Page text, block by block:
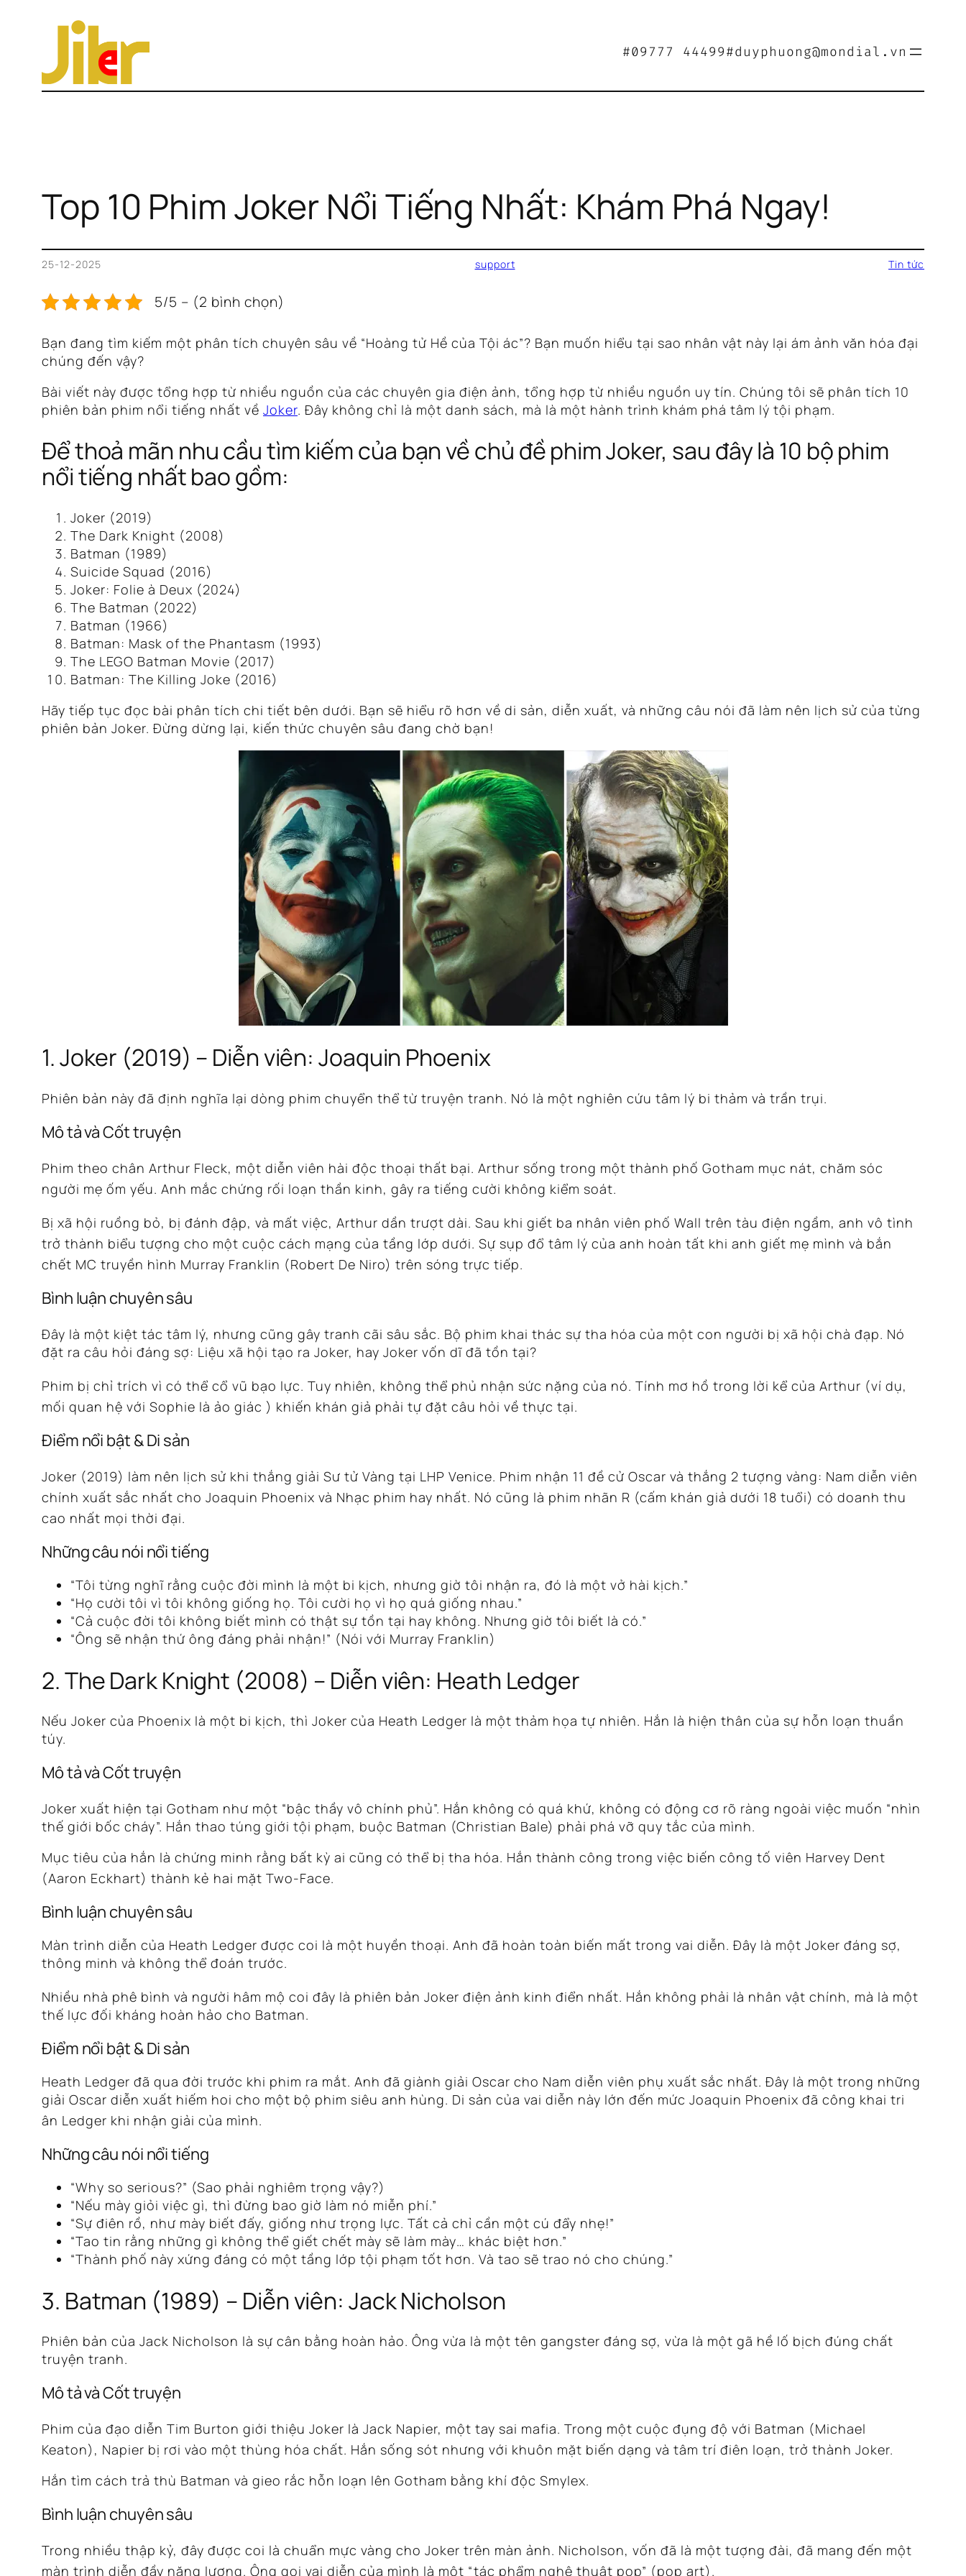
#09777 44499#duyphuong@mondial.vn
Top 10 Phim Joker Nổi Tiếng Nhất: Khám Phá Ngay!
25-12-2025 support Tin tức
5/5 – (2 bình chọn)
Bạn đang tìm kiếm một phân tích chuyên sâu về “Hoàng tử Hề của Tội ác”? Bạn muốn hiểu tại sao nhân vật này lại ám ảnh văn hóa đại
chúng đến vậy?
Bài viết này được tổng hợp từ nhiều nguồn của các chuyên gia điện ảnh, tổng hợp từ nhiều nguồn uy tín. Chúng tôi sẽ phân tích 10
phiên bản phim nổi tiếng nhất về Joker. Đây không chỉ là một danh sách, mà là một hành trình khám phá tâm lý tội phạm.
Để thoả mãn nhu cầu tìm kiếm của bạn về chủ đề phim Joker, sau đây là 10 bộ phim
nổi tiếng nhất bao gồm:
Joker (2019)
The Dark Knight (2008)
Batman (1989)
Suicide Squad (2016)
Joker: Folie à Deux (2024)
The Batman (2022)
Batman (1966)
Batman: Mask of the Phantasm (1993)
The LEGO Batman Movie (2017)
Batman: The Killing Joke (2016)
Hãy tiếp tục đọc bài phân tích chi tiết bên dưới. Bạn sẽ hiểu rõ hơn về di sản, diễn xuất, và những câu nói đã làm nên lịch sử của từng
phiên bản Joker. Đừng dừng lại, kiến thức chuyên sâu đang chờ bạn!
1. Joker (2019) – Diễn viên: Joaquin Phoenix
Phiên bản này đã định nghĩa lại dòng phim chuyển thể từ truyện tranh. Nó là một nghiên cứu tâm lý bi thảm và trần trụi.
Mô tả và Cốt truyện
Phim theo chân Arthur Fleck, một diễn viên hài độc thoại thất bại. Arthur sống trong một thành phố Gotham mục nát, chăm sóc
người mẹ ốm yếu. Anh mắc chứng rối loạn thần kinh, gây ra tiếng cười không kiểm soát.
Bị xã hội ruồng bỏ, bị đánh đập, và mất việc, Arthur dần trượt dài. Sau khi giết ba nhân viên phố Wall trên tàu điện ngầm, anh vô tình
trở thành biểu tượng cho một cuộc cách mạng của tầng lớp dưới. Sự sụp đổ tâm lý của anh hoàn tất khi anh giết mẹ mình và bắn
chết MC truyền hình Murray Franklin (Robert De Niro) trên sóng trực tiếp.
Bình luận chuyên sâu
Đây là một kiệt tác tâm lý, nhưng cũng gây tranh cãi sâu sắc. Bộ phim khai thác sự tha hóa của một con người bị xã hội chà đạp. Nó
đặt ra câu hỏi đáng sợ: Liệu xã hội tạo ra Joker, hay Joker vốn dĩ đã tồn tại?
Phim bị chỉ trích vì có thể cổ vũ bạo lực. Tuy nhiên, không thể phủ nhận sức nặng của nó. Tính mơ hồ trong lời kể của Arthur (ví dụ,
mối quan hệ với Sophie là ảo giác ) khiến khán giả phải tự đặt câu hỏi về thực tại.
Điểm nổi bật & Di sản
Joker (2019) làm nên lịch sử khi thắng giải Sư tử Vàng tại LHP Venice. Phim nhận 11 đề cử Oscar và thắng 2 tượng vàng: Nam diễn viên
chính xuất sắc nhất cho Joaquin Phoenix và Nhạc phim hay nhất. Nó cũng là phim nhãn R (cấm khán giả dưới 18 tuổi) có doanh thu
cao nhất mọi thời đại.
Những câu nói nổi tiếng
“Tôi từng nghĩ rằng cuộc đời mình là một bi kịch, nhưng giờ tôi nhận ra, đó là một vở hài kịch.”
“Họ cười tôi vì tôi không giống họ. Tôi cười họ vì họ quá giống nhau.”
“Cả cuộc đời tôi không biết mình có thật sự tồn tại hay không. Nhưng giờ tôi biết là có.”
“Ông sẽ nhận thứ ông đáng phải nhận!” (Nói với Murray Franklin)
2. The Dark Knight (2008) – Diễn viên: Heath Ledger
Nếu Joker của Phoenix là một bi kịch, thì Joker của Heath Ledger là một thảm họa tự nhiên. Hắn là hiện thân của sự hỗn loạn thuần
túy.
Mô tả và Cốt truyện
Joker xuất hiện tại Gotham như một “bậc thầy vô chính phủ”. Hắn không có quá khứ, không có động cơ rõ ràng ngoài việc muốn “nhìn
thế giới bốc cháy”. Hắn thao túng giới tội phạm, buộc Batman (Christian Bale) phải phá vỡ quy tắc của mình.
Mục tiêu của hắn là chứng minh rằng bất kỳ ai cũng có thể bị tha hóa. Hắn thành công trong việc biến công tố viên Harvey Dent
(Aaron Eckhart) thành kẻ hai mặt Two-Face.
Bình luận chuyên sâu
Màn trình diễn của Heath Ledger được coi là một huyền thoại. Anh đã hoàn toàn biến mất trong vai diễn. Đây là một Joker đáng sợ,
thông minh và không thể đoán trước.
Nhiều nhà phê bình và người hâm mộ coi đây là phiên bản Joker điện ảnh kinh điển nhất. Hắn không phải là nhân vật chính, mà là một
thế lực đối kháng hoàn hảo cho Batman.
Điểm nổi bật & Di sản
Heath Ledger đã qua đời trước khi phim ra mắt. Anh đã giành giải Oscar cho Nam diễn viên phụ xuất sắc nhất. Đây là một trong những
giải Oscar diễn xuất hiếm hoi cho một bộ phim siêu anh hùng. Di sản của vai diễn này lớn đến mức Joaquin Phoenix đã công khai tri
ân Ledger khi nhận giải của mình.
Những câu nói nổi tiếng
“Why so serious?” (Sao phải nghiêm trọng vậy?)
“Nếu mày giỏi việc gì, thì đừng bao giờ làm nó miễn phí.”
“Sự điên rồ, như mày biết đấy, giống như trọng lực. Tất cả chỉ cần một cú đẩy nhẹ!”
“Tao tin rằng những gì không thể giết chết mày sẽ làm mày… khác biệt hơn.”
“Thành phố này xứng đáng có một tầng lớp tội phạm tốt hơn. Và tao sẽ trao nó cho chúng.”
3. Batman (1989) – Diễn viên: Jack Nicholson
Phiên bản của Jack Nicholson là sự cân bằng hoàn hảo. Ông vừa là một tên gangster đáng sợ, vừa là một gã hề lố bịch đúng chất
truyện tranh.
Mô tả và Cốt truyện
Phim của đạo diễn Tim Burton giới thiệu Joker là Jack Napier, một tay sai mafia. Trong một cuộc đụng độ với Batman (Michael
Keaton), Napier bị rơi vào một thùng hóa chất. Hắn sống sót nhưng với khuôn mặt biến dạng và tâm trí điên loạn, trở thành Joker.
Hắn tìm cách trả thù Batman và gieo rắc hỗn loạn lên Gotham bằng khí độc Smylex.
Bình luận chuyên sâu
Trong nhiều thập kỷ, đây được coi là chuẩn mực vàng cho Joker trên màn ảnh. Nicholson, vốn đã là một tượng đài, đã mang đến một
màn trình diễn đầy năng lượng. Ông gọi vai diễn của mình là một “tác phẩm nghệ thuật pop” (pop art).